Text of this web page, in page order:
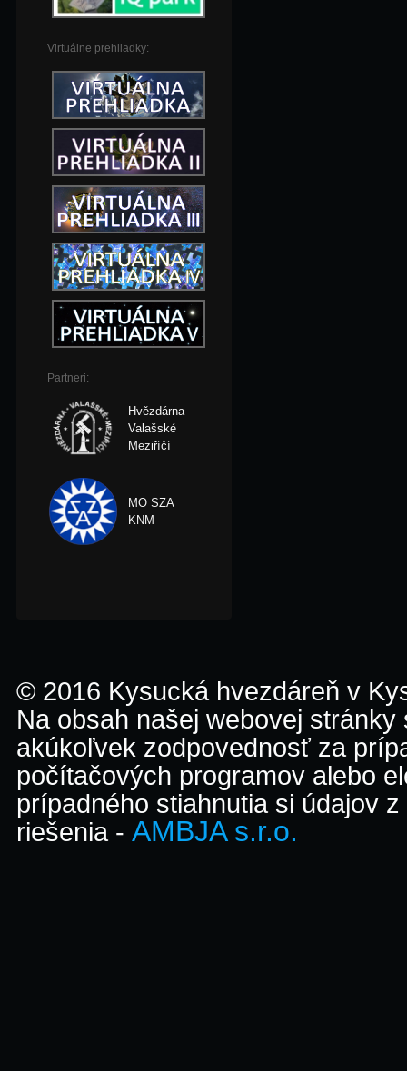
Virtuálne prehliadky:
Partneri:
Hvězdárna
Valašské
Meziříčí
MO SZA
KNM
© 2016 Kysucká hvezdáreň v
Na obsah našej webovej
akúkoľvek zodpovednosť za
počítačových programov alebo
prípadného stiahnutia si údajov
riešenia - AMBJA s.r.o.